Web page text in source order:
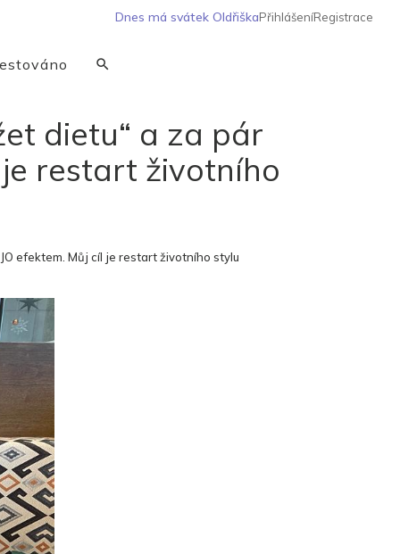
Dnes má svátek OldřiškaPřihlášeníRegistrace
dietu“ a za pár
je restart životního
efektem. Můj cíl je restart životního stylu